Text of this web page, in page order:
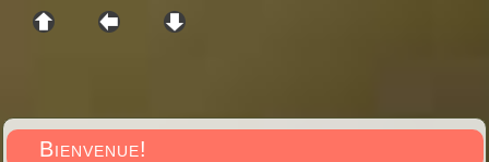
Bienvenue!